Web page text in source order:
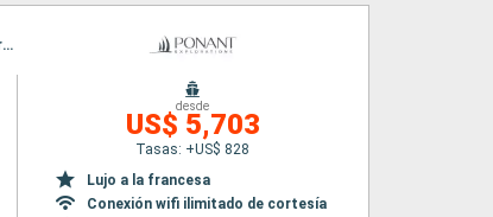
Itinerario : Venecia, Rovinj, Praslin, Split, Hvar, Dubrovnik, Sailing the straight of Kotor, Kotor, Parga, Canal de Corinto, Galaxidi, El Pireo Atenas
desde
US$ 5,703
Tasas: +US$ 828
Lujo a la francesa
Conexión wifi ilimitado de cortesía